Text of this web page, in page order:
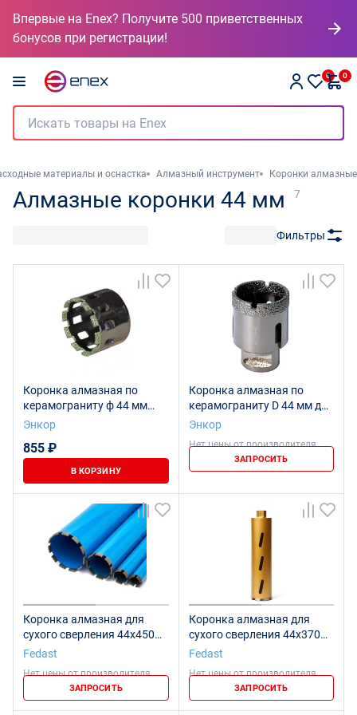
Впервые на Enex? Получите 500 приветственных
бонусов при регистрации!
0 0
материалы и оснастка Алмазный инструмент Коронки алмазные
Алмазные коронки 44 мм 7
Фильтры
Коронка алмазная по
керамограниту ф 44 мм
мокр. рез, арт. 9437
Энкор
855 ₽
В КОРЗИНУ
Коронка алмазная по
керамограниту D 44 мм для
УШМ сух. рез
Энкор
Нет цены от производителя
ЗАПРОСИТЬ
Коронка алмазная для
сухого сверления 44x450
мм, M22 FEDAST
Fedast
Нет цены от производителя
ЗАПРОСИТЬ
Коронка алмазная для
сухого сверления 44х370
мм с боковым
FEDAST
Fedast
Нет цены от производителя
ЗАПРОСИТЬ